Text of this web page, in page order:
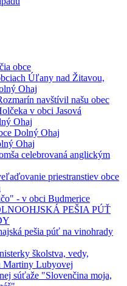
obce
Úľany nad Žitavou,
Ohaj
navštívil našu obec
v obci Jasová
Ohaj
Dolný Ohaj
Ohaj
celebrovaná anglickým
priestranstiev obce
- v obci Budmerice
PEŠIA PÚŤ
pešia púť na vinohrady
školstva, vedy,
Martiny Lubyovej
súťaže "Slovenčina moja,